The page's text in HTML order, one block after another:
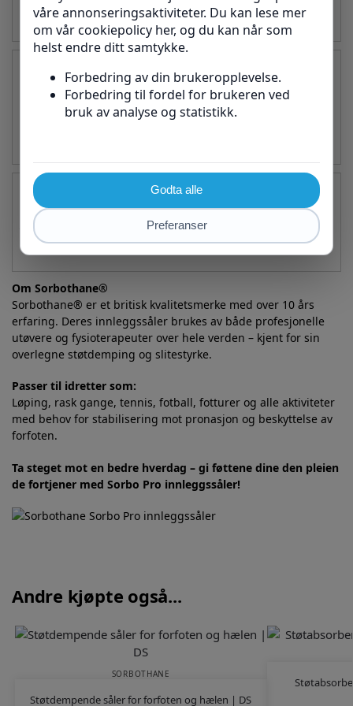
tilpasses din skostørrelse ved trimming.
pronasjon?
Hvis du opplever at føttene ruller innover eller har smerte
i forfot, hæl eller innsiden av foten, kan disse
Kan jeg bruke mine gamle innleggssåler som mal for å
tilpasse disse?
Ja, du kan klippe sålene enkelt til passform basert på dine
eksisterende såler.
Om Sorbothane®
Sorbothane® er et britisk kvalitetsmerke med over 10 års
erfaring. Deres innleggssåler brukes av både profesjonelle
utøvere og fysioterapeuter over hele verden – kjent for sin
overlegne støtdemping og slitestyrke.
Passer til idretter som:
Løping, rask gange, tennis, fotball, fotturer og alle aktiviteter
med behov for stabilisering mot pronasjon og beskyttelse av
forfoten.
Ta steget mot en bedre hverdag – gi føttene dine den pleien
de fortjener med Sorbo Pro innleggssåler!
Andre kjøpte også...
SORBOTHANE
Støtdempende såler for forfoten og hælen | DS